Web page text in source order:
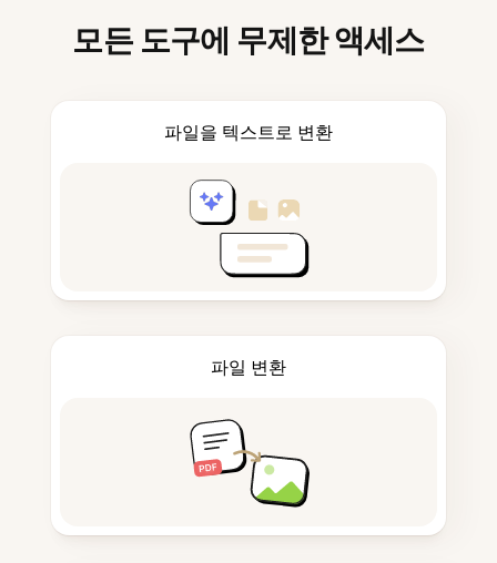
모든 도구에 무제한 액세스
파일을 텍스트로 변환
파일 변환